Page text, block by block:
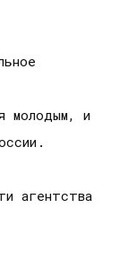
молодым, и
агентства